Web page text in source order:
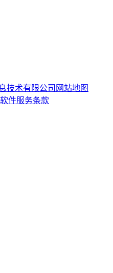
技术有限公司 网站地图
件服务条款